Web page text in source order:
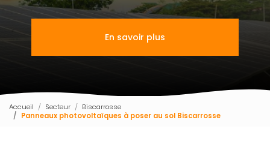
En savoir plus
Accueil Secteur
Biscarrosse
Panneaux photovoltaïques à poser au sol Biscarrosse